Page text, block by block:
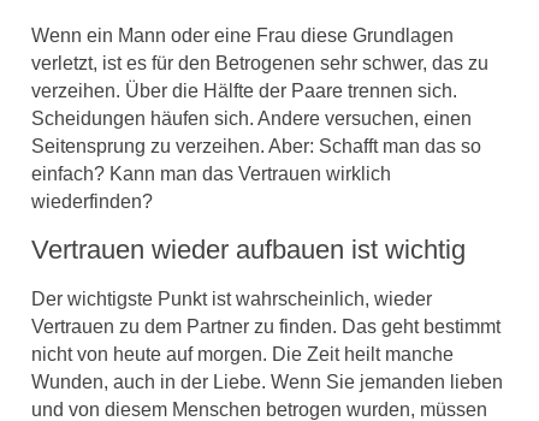
Wenn ein Mann oder eine Frau diese Grundlagen
verletzt, ist es für den Betrogenen sehr schwer, das zu
verzeihen. Über die Hälfte der Paare trennen sich.
Scheidungen häufen sich. Andere versuchen, einen
Seitensprung zu verzeihen. Aber: Schafft man das so
einfach? Kann man das Vertrauen wirklich
wiederfinden?
Vertrauen wieder aufbauen ist wichtig
Der wichtigste Punkt ist wahrscheinlich, wieder
Vertrauen zu dem Partner zu finden. Das geht bestimmt
nicht von heute auf morgen. Die Zeit heilt manche
Wunden, auch in der Liebe. Wenn Sie jemanden lieben
und von diesem Menschen betrogen wurden, müssen